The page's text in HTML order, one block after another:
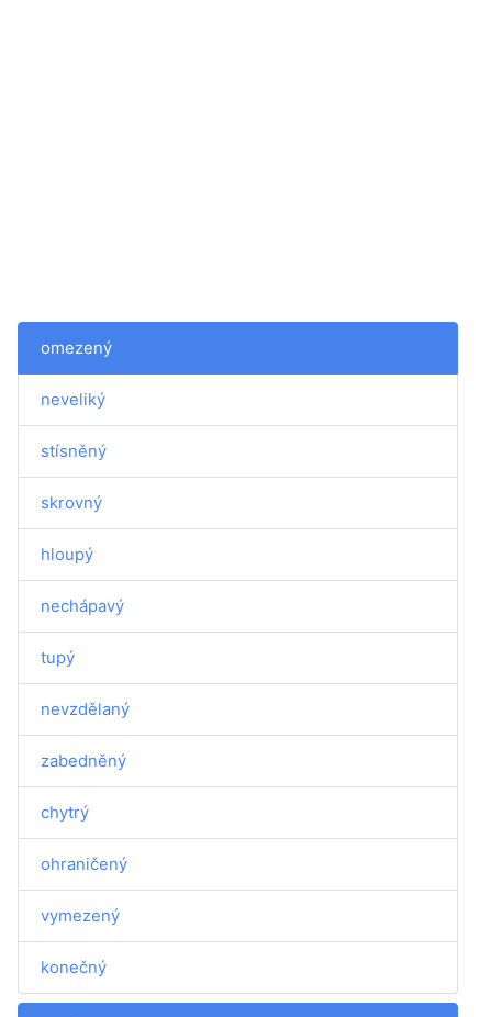
omezený
neveliký
stísněný
skrovný
hloupý
nechápavý
tupý
nevzdělaný
zabedněný
chytrý
ohraničený
vymezený
konečný